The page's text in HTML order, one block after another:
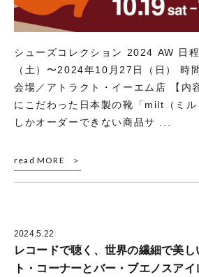
シューズコレクション 2024 AW 日
（土）〜2024年10月27日（日）
会場／アトラクト・イーエム店 【内
にこだわった日本製の靴「milt（ミ
しかオーダーできない商品サ ...
read MORE
2024.5.22
レコードで聴く、世界の繊細で美し
ト・コーナーとバー・ブエノスア